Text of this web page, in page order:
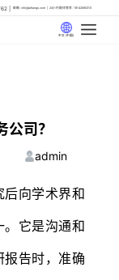
邮箱: info@artlangs.com 24小时翻译管家: 18142666316
中文 (中国)
司？
admin
向学术界和
它是沟通和
告时，准确